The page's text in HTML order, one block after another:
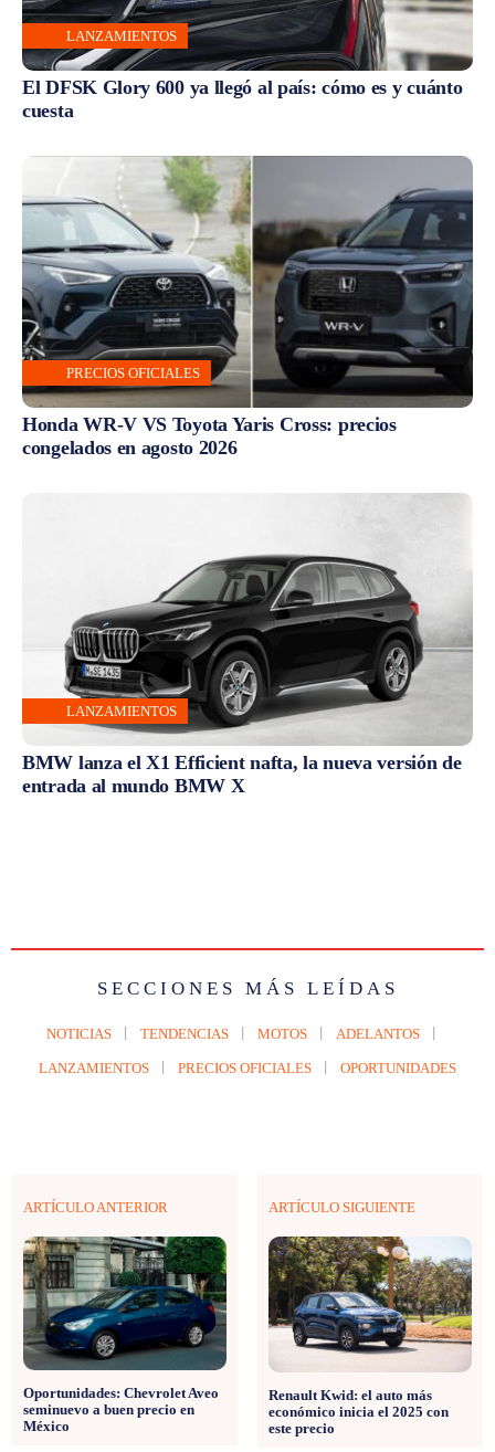
LANZAMIENTOS
El DFSK Glory 600 ya llegó al país: cómo es y cuánto
cuesta
PRECIOS OFICIALES
Honda WR-V VS Toyota Yaris Cross: precios
congelados en agosto 2026
LANZAMIENTOS
BMW lanza el X1 Efficient nafta, la nueva versión de
entrada al mundo BMW X
SECCIONES MÁS LEÍDAS
NOTICIAS TENDENCIAS MOTOS ADELANTOS
LANZAMIENTOS PRECIOS OFICIALES OPORTUNIDADES
ARTÍCULO ANTERIOR
Oportunidades: Chevrolet Aveo
seminuevo a buen precio en
México
ARTÍCULO SIGUIENTE
Renault Kwid: el auto más
económico inicia el 2025 con
este precio